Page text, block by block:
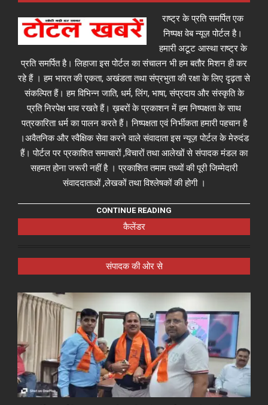
राष्ट्र के प्रति समर्पित एक
निष्पक्ष वेब न्यूज़ पोर्टल है।
हमारी अटूट आस्था राष्ट्र के
प्रति समर्पित है। लिहाजा इस पोर्टल का संचालन भी हम बतौर मिशन ही कर
रहे हैं । हम भारत की एकता, अखंडता तथा संप्रभुता की रक्षा के लिए दृढ़ता से
संकल्पित हैं। हम विभिन्न जाति, धर्म, लिंग, भाषा, संप्रदाय और संस्कृति के
प्रति निरपेक्ष भाव रखते हैं। ख़बरों के प्रकाशन में हम निष्पक्षता के साथ
पत्रकारिता धर्म का पालन करते हैं। निष्पक्षता एवं निर्भीकता हमारी पहचान है
।अवैतनिक और स्वैक्षिक सेवा करने वाले संवादाता इस न्यूज़ पोर्टल के मेरुदंड
हैं। पोर्टल पर प्रकाशित समाचारों ,विचारों तथा आलेखों से संपादक मंडल का
सहमत होना जरूरी नहीं है । प्रकाशित तमाम तथ्यों की पूरी जिम्मेदारी
संवाददाताओं ,लेखकों तथा विश्लेषकों की होगी ।
CONTINUE READING
कैलेंडर
संपादक की ओर से